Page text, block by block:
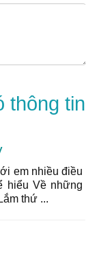
thông tin
em nhiều điều
hiểu Về những
thứ ...